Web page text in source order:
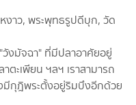
จฉา" ที่มีปลาอาศัยอยู่
ะเพียน ฯลฯ เราสามารถ
มีกุฎิพระตั้งอยู่ริมบึงอีกด้วย